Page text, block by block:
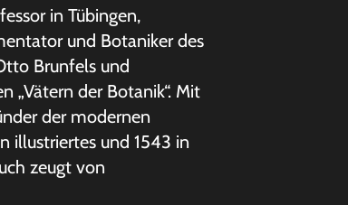
in Tübingen,
und Botaniker des
Brunfels und
„Vätern der Botanik“. Mit
der modernen
illustriertes und 1543 in
zeugt von